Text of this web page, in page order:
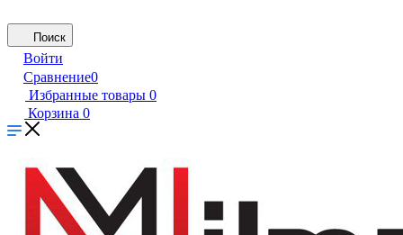
Поиск
Войти
Сравнение0
Избранные товары 0
Корзина 0